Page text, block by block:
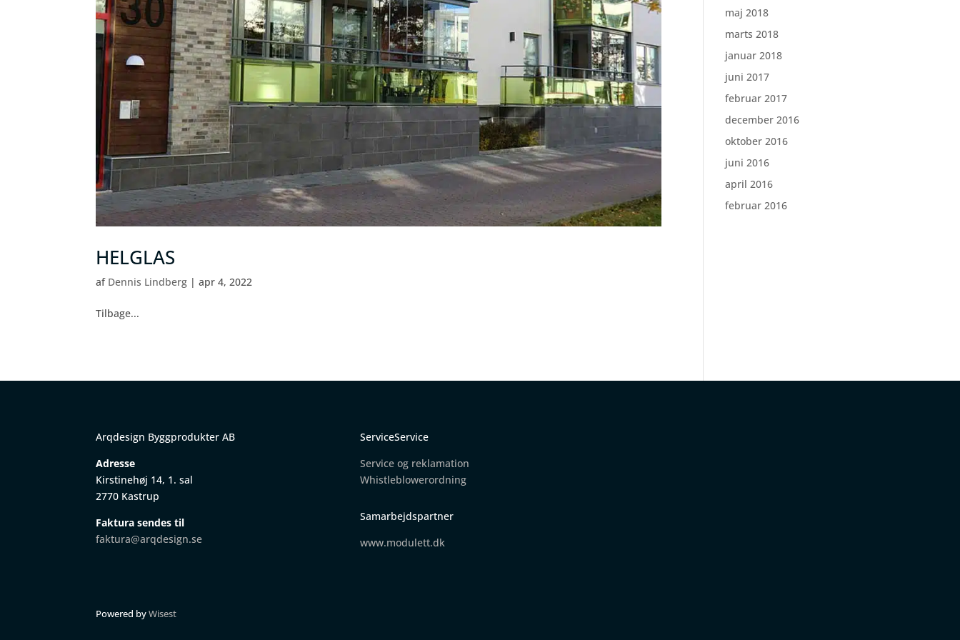
HELGLAS
af Dennis Lindberg |apr 4, 2022
Tilbage...
maj 2018
marts 2018
januar 2018
juni 2017
februar 2017
december 2016
oktober 2016
juni 2016
april 2016
februar 2016
Arqdesign Byggprodukter AB
Adresse
Kirstinehøj 14, 1. sal
2770 Kastrup
Faktura sendes til
faktura@arqdesign.se
ServiceService
Service og reklamation
Whistleblowerordning
Samarbejdspartner
www.modulett.dk
Powered byWisest